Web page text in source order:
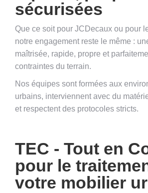
sécurisées
Que ce soit pour JCDecaux ou pour
notre engagement reste le même :
maîtrisée, rapide, propre et
contraintes du terrain.
Nos équipes sont formées aux
urbains, interviennent avec du
et respectent des protocoles stricts.
TEC - Tout en
pour le
votre mobilier